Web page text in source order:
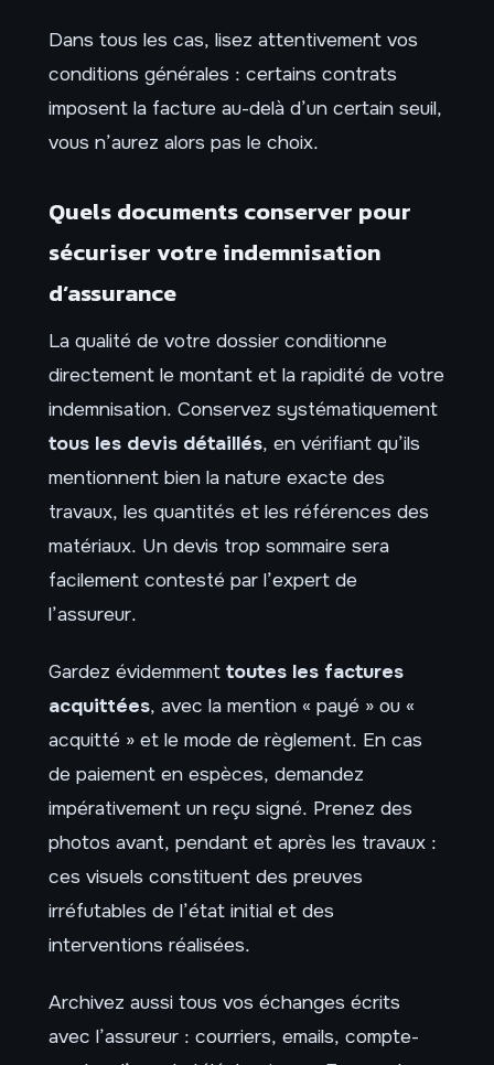
Dans tous les cas, lisez attentivement vos
conditions générales : certains contrats
imposent la facture au-delà d’un certain seuil,
vous n’aurez alors pas le choix.
Quels documents conserver pour
sécuriser votre indemnisation
d’assurance
La qualité de votre dossier conditionne
directement le montant et la rapidité de votre
indemnisation. Conservez systématiquement
tous les devis détaillés, en vérifiant qu’ils
mentionnent bien la nature exacte des
travaux, les quantités et les références des
matériaux. Un devis trop sommaire sera
facilement contesté par l’expert de
l’assureur.
Gardez évidemment toutes les factures
acquittées, avec la mention « payé » ou «
acquitté » et le mode de règlement. En cas
de paiement en espèces, demandez
impérativement un reçu signé. Prenez des
photos avant, pendant et après les travaux :
ces visuels constituent des preuves
irréfutables de l’état initial et des
interventions réalisées.
Archivez aussi tous vos échanges écrits
avec l’assureur : courriers, emails, compte-